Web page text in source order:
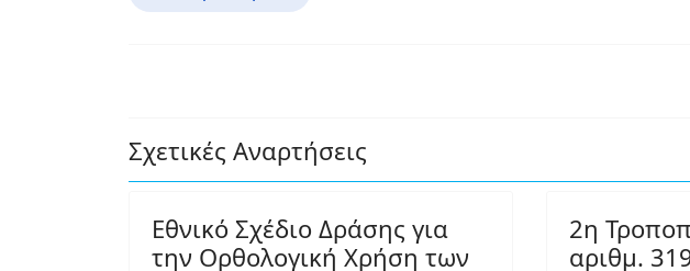
Σχετικές Αναρτήσεις
Εθνικό Σχέδιο Δράσης για
την Ορθολογική Χρήση των
2η
αριθμ.